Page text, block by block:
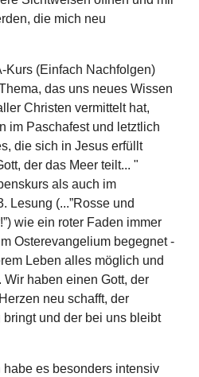
die mich neu
Kurs (Einfach Nachfolgen)
das uns neues Wissen
Christen vermittelt hat,
im Paschafest und letztlich
die sich in Jesus erfüllt
der das Meer teilt... "
als auch im
Lesung (...”Rosse und
wie ein roter Faden immer
Osterevangelium begegnet -
Leben alles möglich und
haben einen Gott, der
neu schafft, der
und der bei uns bleibt
habe es besonders intensiv